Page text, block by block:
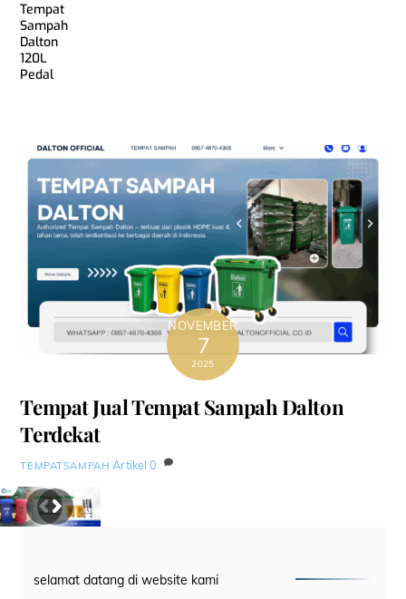
Tempat
Sampah
Dalton
120L
Pedal
NOVEMBER
7
2025
Tempat Jual Tempat Sampah Dalton
Terdekat
TEMPATSAMPAH Artikel 0
selamat datang di website kami